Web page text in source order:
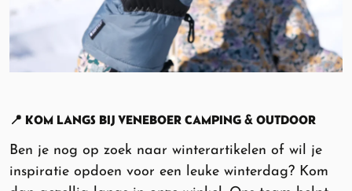
📍 KOM LANGS BIJ VENEBOER CAMPING & OUTDOOR
Ben je nog op zoek naar winterartikelen of wil je
inspiratie opdoen voor een leuke winterdag? Kom